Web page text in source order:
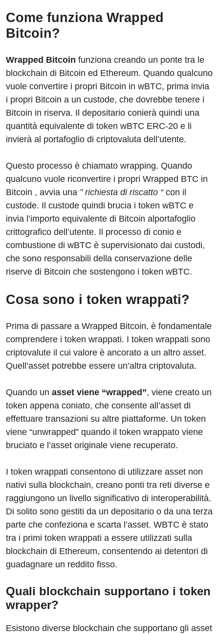
Come funziona Wrapped
Bitcoin?
Wrapped Bitcoin funziona creando un ponte tra le
blockchain di Bitcoin ed Ethereum. Quando qualcuno
vuole convertire i propri Bitcoin in wBTC, prima invia
i propri Bitcoin a un custode, che dovrebbe tenere i
Bitcoin in riserva. Il depositario conierà quindi una
quantità equivalente di token wBTC ERC-20 e li
invierà al portafoglio di criptovaluta dell’utente.
Questo processo è chiamato wrapping. Quando
qualcuno vuole riconvertire i propri Wrapped BTC in
Bitcoin , avvia una ” richiesta di riscatto “con il
custode. Il custode quindi brucia i token wBTC e
invia l’importo equivalente di Bitcoin alportafoglio
crittografico dell’utente. Il processo di conio e
combustione di wBTC è supervisionato dai custodi,
che sono responsabili della conservazione delle
riserve di Bitcoin che sostengono i token wBTC.
Cosa sono i token wrappati?
Prima di passare a Wrapped Bitcoin, è fondamentale
comprendere i token wrappati. I token wrappati sono
criptovalute il cui valore è ancorato a un altro asset.
Quell’asset potrebbe essere un’altra criptovaluta.
Quando un asset viene “wrapped”, viene creato un
token appena coniato, che consente all’asset di
effettuare transazioni su altre piattaforme. Un token
viene “unwrapped” quando il token wrappato viene
bruciato e l’asset originale viene recuperato.
I token wrappati consentono di utilizzare asset non
nativi sulla blockchain, creano ponti tra reti diverse e
raggiungono un livello significativo di interoperabilità.
Di solito sono gestiti da un depositario o da una terza
parte che confeziona e scarta l’asset. WBTC è stato
tra i primi token wrappati a essere utilizzati sulla
blockchain di Ethereum, consentendo ai detentori di
guadagnare un reddito fisso.
Quali blockchain supportano i token
wrapper?
Esistono diverse blockchain che supportano gli asset